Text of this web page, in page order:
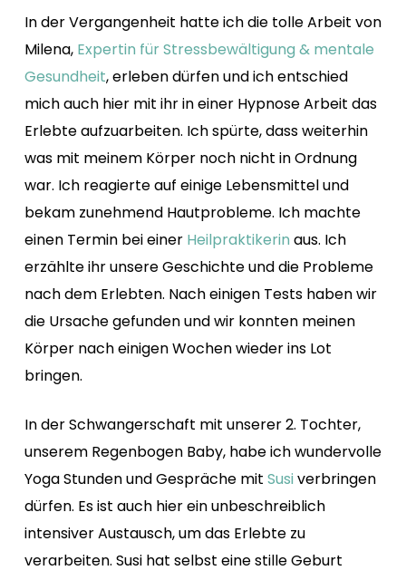
In der Vergangenheit hatte ich die tolle Arbeit von
Milena, Expertin für Stressbewältigung & mentale
Gesundheit, erleben dürfen und ich entschied
mich auch hier mit ihr in einer Hypnose Arbeit das
Erlebte aufzuarbeiten. Ich spürte, dass weiterhin
was mit meinem Körper noch nicht in Ordnung
war. Ich reagierte auf einige Lebensmittel und
bekam zunehmend Hautprobleme. Ich machte
einen Termin bei einer Heilpraktikerin aus. Ich
erzählte ihr unsere Geschichte und die Probleme
nach dem Erlebten. Nach einigen Tests haben wir
die Ursache gefunden und wir konnten meinen
Körper nach einigen Wochen wieder ins Lot
bringen.
In der Schwangerschaft mit unserer 2. Tochter,
unserem Regenbogen Baby, habe ich wundervolle
Yoga Stunden und Gespräche mit Susiverbringen
dürfen. Es ist auch hier ein unbeschreiblich
intensiver Austausch, um das Erlebte zu
verarbeiten. Susi hat selbst eine stille Geburt